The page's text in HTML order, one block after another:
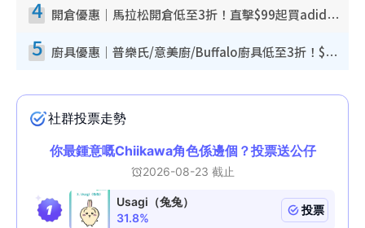
4 開倉優惠｜馬拉松開倉低至3折！直擊$99起買adidas／New Balance／Puma鞋款 STANLEY保溫杯劈價至$119起
5 廚具優惠｜普樂氏/意美廚/Buffalo廚具低至3折！$89起買煎鍋／炒鑊／個人鍋 同場小家電激減至$99起